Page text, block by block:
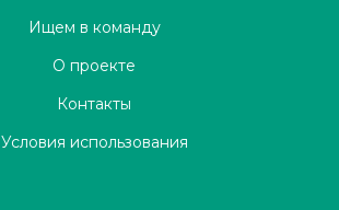
Ищем в команду
О проекте
Контакты
Условия использования